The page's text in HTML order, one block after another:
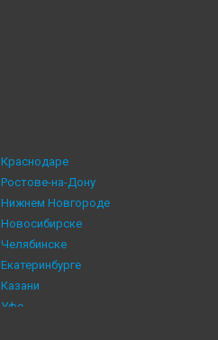
Краснодаре
Ростове-на-Дону
Нижнем Новгороде
Новосибирске
Челябинске
Екатеринбурге
Казани
Уфе